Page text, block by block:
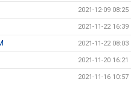
2021-12-09 08:25
2021-11-22 16:39
2021-11-22 08:03
2021-11-20 16:21
2021-11-16 10:57